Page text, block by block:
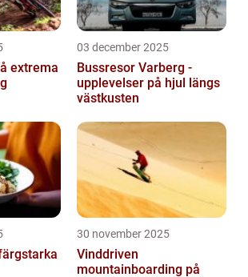
extrema
03 december 2025
Bussresor Varberg -
upplevelser på hjul längs
västkusten
30 november 2025
Vinddriven
mountainboarding på